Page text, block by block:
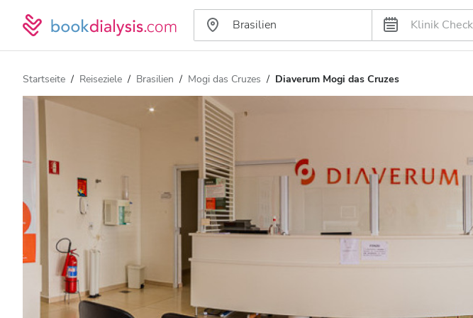
Startseite Reiseziele Brasilien Mogi das Cruzes Diaverum Mogi das Cruzes